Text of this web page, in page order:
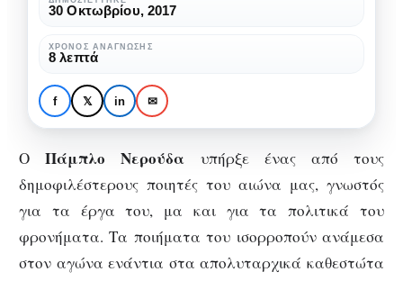
ΑΦΙΕΡΏΜΑΤΑ ΠΟΊΗΣΗ & ΠΟΙΗΤΈΣ
Πάμπλο Νερούδα: Ο
αγωνιστής ποιητής του
έρωτα
αγωνιστής
ποιητής
του
έρωτα
30 Οκτωβρίου, 2017
ΧΡΌΝΟΣ ΑΝΆΓΝΩΣΗΣ
8 λεπτά
f 𝕏 in ✉
ΟΠάμπλο Νερούδα υπήρξε ένας από τους
δημοφιλέστερους ποιητές του αιώνα μας, γνωστός
για τα έργα του, μα και για τα πολιτικά του
φρονήματα. Τα ποιήματα του ισορροπούν ανάμεσα
στον αγώνα ενάντια στα απολυταρχικά καθεστώτα